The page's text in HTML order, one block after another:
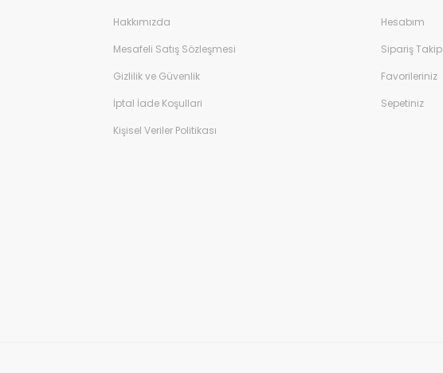
Hakkımızda
Mesafeli Satış Sözleşmesi
Gizlilik ve Güvenlik
İptal İade Koşullari
Kişisel Veriler Politikası
Hesabım
Sipariş Takip
Favorileriniz
Sepetiniz